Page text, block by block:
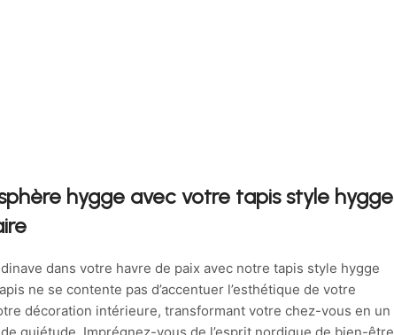
hygge avec votre tapis style hygge
dans votre havre de paix avec notre tapis style hygge
ne se contente pas d’accentuer l’esthétique de votre
décoration intérieure, transformant votre chez-vous en un